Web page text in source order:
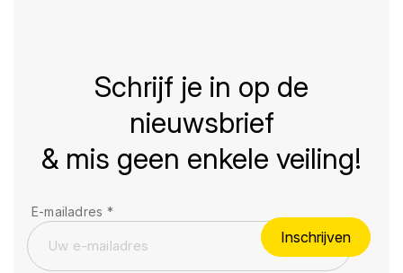
Schrijf je in op de
nieuwsbrief
& mis geen enkele veiling!
E-mailadres *
Inschrijven